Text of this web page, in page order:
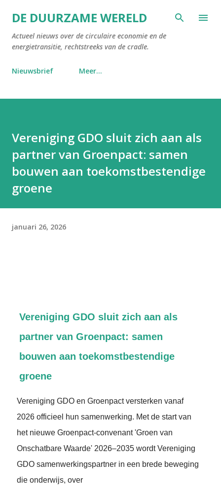
Doorgaan naar hoofdcontent
DE DUURZAME WERELD
Actueel nieuws over de circulaire economie en de
energietransitie, rechtstreeks van de cradle.
Nieuwsbrief Meer…
Vereniging GDO sluit zich aan als
partner van Groenpact: samen
bouwen aan toekomstbestendige
groene
januari 26, 2026
Vereniging GDO sluit zich aan als
partner van Groenpact: samen
bouwen aan toekomstbestendige
groene
Vereniging GDO en Groenpact versterken vanaf
2026 officieel hun samenwerking. Met de start van
het nieuwe Groenpact-convenant 'Groen van
Onschatbare Waarde' 2026–2035 wordt Vereniging
GDO samenwerkingspartner in een brede beweging
die onderwijs, over